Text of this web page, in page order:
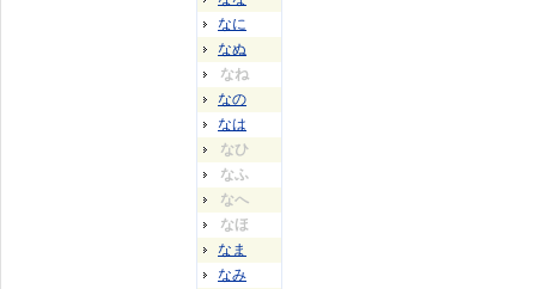
なに
なぬ
なね
なの
なは
なひ
なふ
なへ
なほ
なま
なみ